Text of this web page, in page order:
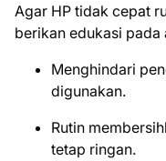
Agar HP tidak cepat
berikan edukasi pada
Menghindari
digunakan.
Rutin
tetap ringan.